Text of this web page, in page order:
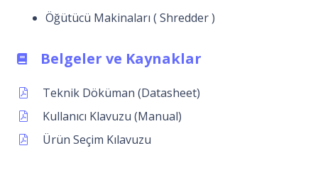
Öğütücü Makinaları ( Shredder )
Belgeler ve Kaynaklar
Teknik Döküman (Datasheet)
Kullanıcı Klavuzu (Manual)
Ürün Seçim Kılavuzu